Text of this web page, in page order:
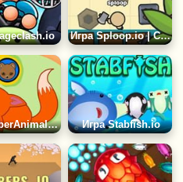
Игра Sploop.io | Сплуп.ио
Игра PaperAnimals.io Игра Stabfish.io